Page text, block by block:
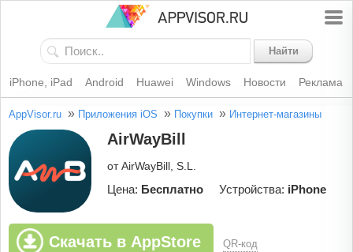
Найти
iPhone, iPad Android Huawei Windows Новости Реклама
AppVisor.ru » Приложения iOS » Покупки » Интернет-магазины
AirWayBill
от AirWayBill, S.L.
Цена: Бесплатно Устройства: iPhone
Скачать в AppStore QR-код